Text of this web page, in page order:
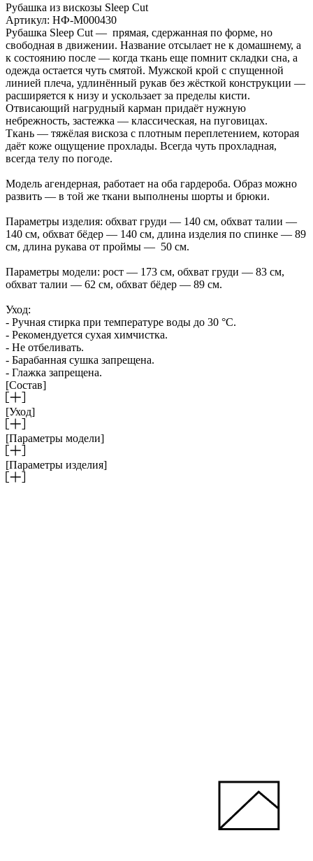
Рубашка из вискозы Sleep Cut
Артикул: НФ-М000430
Рубашка Sleep Cut — прямая, сдержанная по форме, но
свободная в движении. Название отсылает не к домашнему, а
к состоянию после — когда ткань еще помнит складки сна, а
одежда остается чуть смятой. Мужской крой с спущенной
линией плеча, удлинённый рукав без жёсткой конструкции —
расширяется к низу и ускользает за пределы кисти.
Отвисающий нагрудный карман придаёт нужную
небрежность, застежка — классическая, на пуговицах.
Ткань — тяжёлая вискоза с плотным переплетением, которая
даёт коже ощущение прохлады. Всегда чуть прохладная,
всегда телу по погоде.
Модель агендерная, работает на оба гардероба. Образ можно
развить — в той же ткани выполнены шорты и брюки.
Параметры изделия: обхват груди — 140 см, обхват талии —
140 см, обхват бёдер — 140 см, длина изделия по спинке — 89
см, длина рукава от проймы — 50 см.
Параметры модели: рост — 173 см, обхват груди — 83 см,
обхват талии — 62 см, обхват бёдер — 89 см.
Уход:
- Ручная стирка при температуре воды до 30 °C.
- Рекомендуется сухая химчистка.
- Не отбеливать.
- Барабанная сушка запрещена.
- Глажка запрещена.
[Состав]
[Уход]
[Параметры модели]
[Параметры изделия]